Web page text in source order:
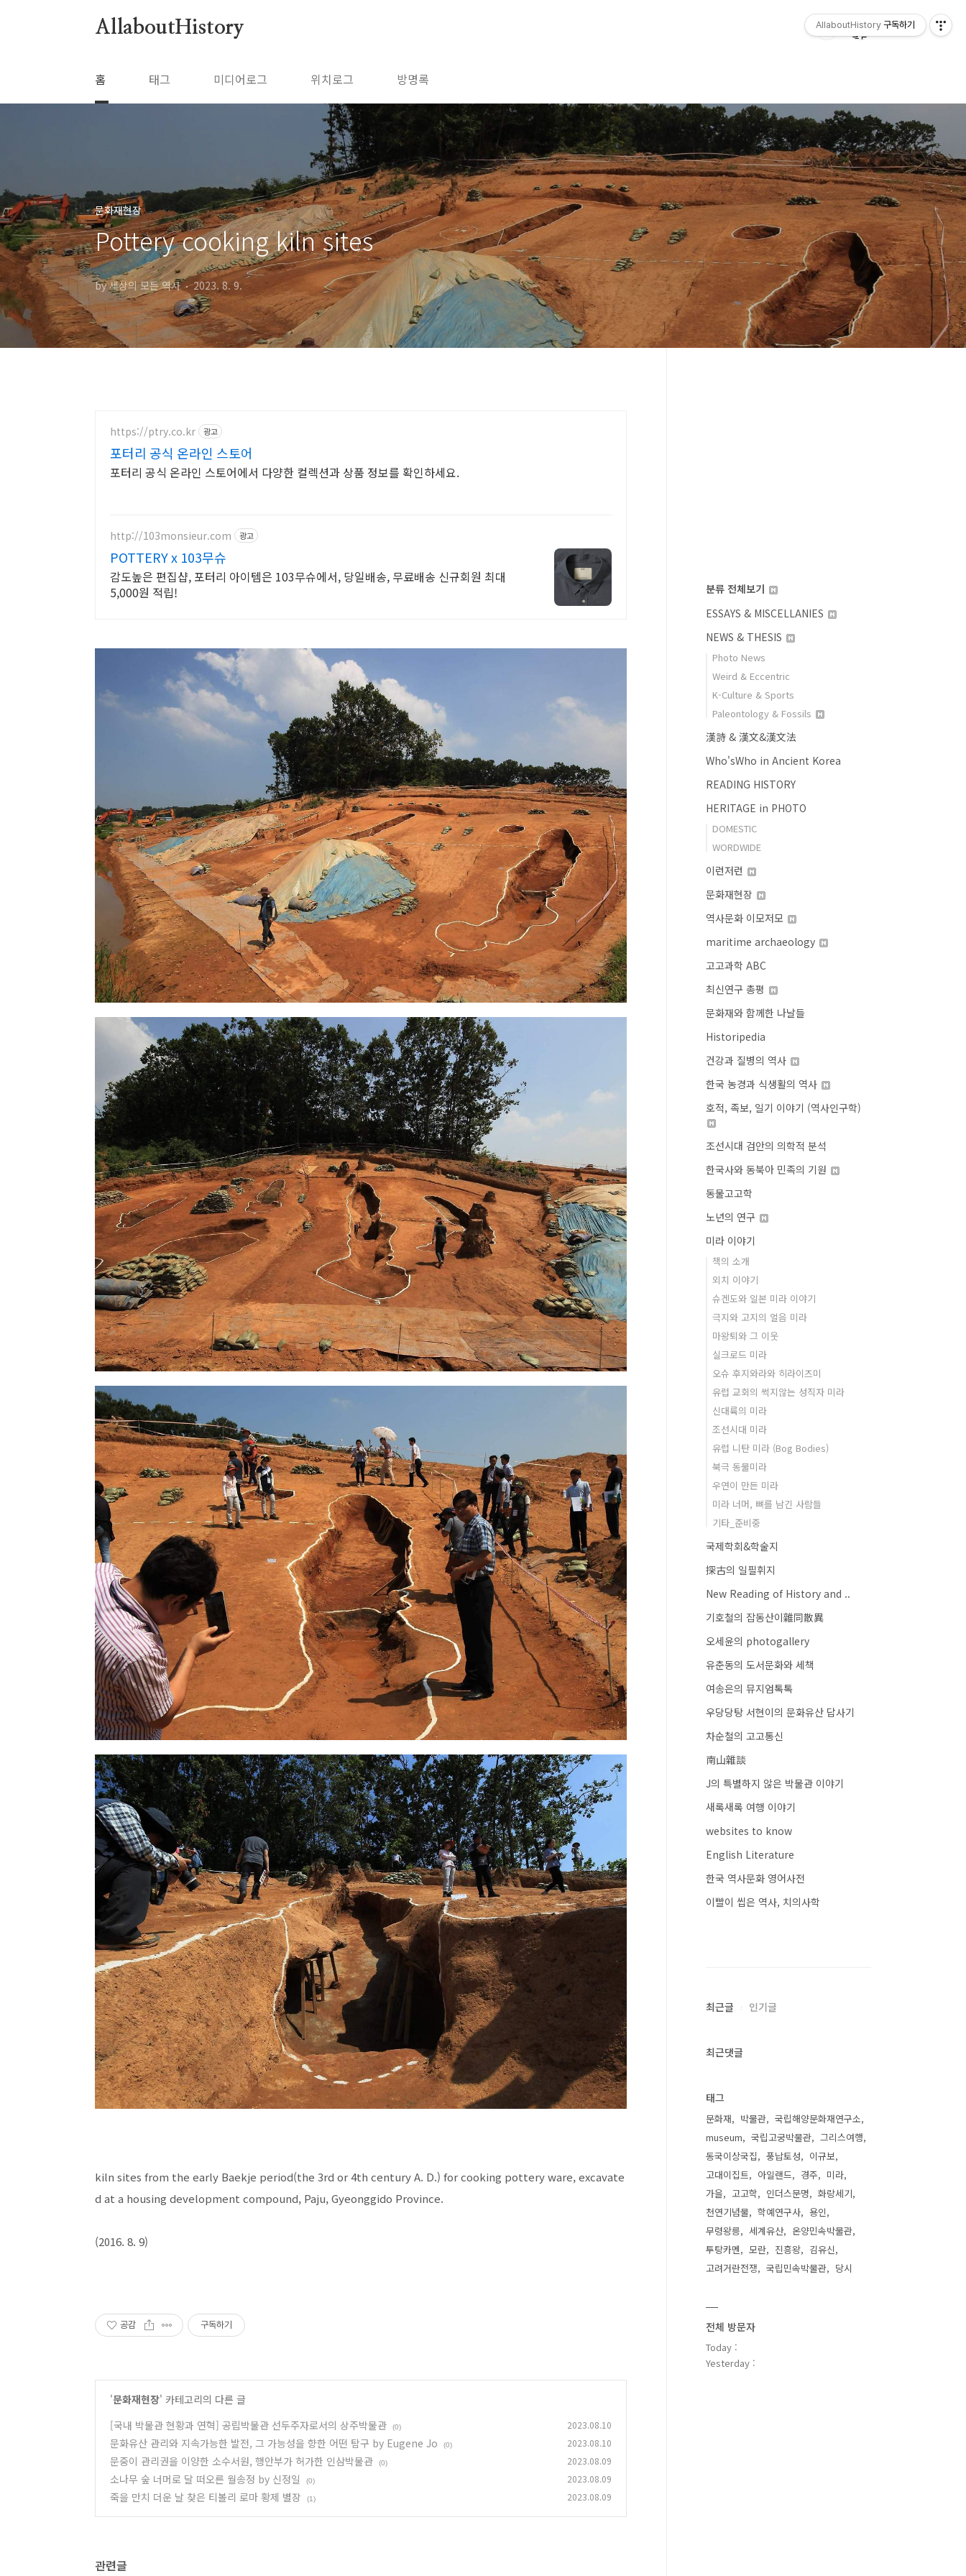
AllaboutHistory
홈 태그 미디어로그 위치로그 방명록
문화재현장
Pottery cooking kiln sites
by 세상의 모든 역사 2023. 8. 9.
https://ptry.co.kr 광고
포터리 공식 온라인 스토어
포터리 공식 온라인 스토어에서 다양한 컬렉션과 상품 정보를 확인하세요.
http://103monsieur.com 광고
POTTERY x 103무슈
감도높은 편집샵, 포터리 아이템은 103무슈에서, 당일배송, 무료배송 신규회원 최대
5,000원 적립!
kiln sites from the early Baekje period(the 3rd or 4th century A. D.) for cooking pottery ware, excavate
d at a housing development compound, Paju, Gyeonggido Province.
(2016. 8. 9)
공감 구독하기
'문화재현장' 카테고리의 다른 글
[국내 박물관 현황과 연혁] 공립박물관 선두주자로서의 상주박물관
(0) 2023.08.10
문화유산 관리와 지속가능한 발전, 그 가능성을 향한 어떤 탐구 by Eugene Jo (0) 2023.08.10
문중이 관리권을 이양한 소수서원, 행안부가 허가한 인삼박물관 (0) 2023.08.09
소나무 숲 너머로 달 떠오른 월송정 by 신정일 (0) 2023.08.09
죽을 만치 더운 날 찾은 티볼리 로마 황제 별장 (1) 2023.08.09
관련글
분류 전체보기
ESSAYS & MISCELLANIES
NEWS & THESIS
Photo News
Weird & Eccentric
K-Culture & Sports
Paleontology & Fossils
漢詩 & 漢文&漢文法
Who'sWho in Ancient Korea
READING HISTORY
HERITAGE in PHOTO
DOMESTIC
WORDWIDE
이런저런
문화재현장
역사문화 이모저모
maritime archaeology
고고과학 ABC
최신연구 총평
문화재와 함께한 나날들
Historipedia
건강과 질병의 역사
한국 농경과 식생활의 역사
호적, 족보, 일기 이야기 (역사인구학)
조선시대 검안의 의학적 분석
한국사와 동북아 민족의 기원
동물고고학
노년의 연구
미라 이야기
책의 소개
외치 이야기
슈겐도와 일본 미라 이야기
극지와 고지의 얼음 미라
마왕퇴와 그 이웃
실크로드 미라
오슈 후지와라와 히라이즈미
유럽 교회의 썩지않는 성직자 미라
신대륙의 미라
조선시대 미라
유럽 니탄 미라 (Bog Bodies)
북극 동물미라
우연이 만든 미라
미라 너머, 뼈를 남긴 사람들
기타_준비중
국제학회&학술지
探古의 일필휘지
New Reading of History and ..
기호철의 잡동산이雜同散異
오세윤의 photogallery
유춘동의 도서문화와 세책
여송은의 뮤지엄톡톡
우당당탕 서현이의 문화유산 답사기
차순철의 고고통신
南山雜談
J의 특별하지 않은 박물관 이야기
새록새록 여행 이야기
websites to know
English Literature
한국 역사문화 영어사전
이빨이 씹은 역사, 치의사학
최근글 인기글
최근댓글
태그
문화재 박물관
국립해양문화재연구소
museum
국립고궁박물관
그리스여행
동국이상국집
풍납토성
이규보
고대이집트
아일랜드 경주
미라
가을
고고학 인더스문명
화랑세기
천연기념물
학예연구사
용인
무령왕릉
세계유산
온양민속박물관
투탕카멘
모란 진흥왕
김유신
고려거란전쟁
국립민속박물관 당시
전체 방문자
Today :
Yesterday :
AllaboutHistory 구독하기